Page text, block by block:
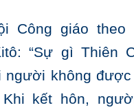
Công giáo
“Sự gì Thiên
người không được
kết hôn,